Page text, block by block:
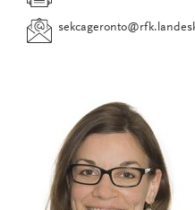
sekcageronto@